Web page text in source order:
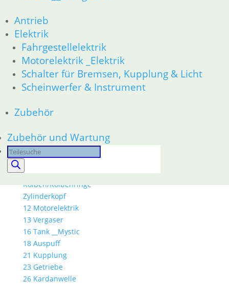
Antrieb
Elektrik
Fahrgestellelektrik
Motorelektrik _Elektrik
Schalter für Bremsen, Kupplung & Licht
Scheinwerfer & Instrument
Zubehör
Zubehör und Wartung
Products
search
31 Telegabel
32 Lenkung
33 Antrieb
34 Bremsen
36 Räder
46 Rahmen & Verkleidung
51 Spiegel & Schlösser
61 Fahrzeugelektrik
63 Scheinwerfer
R80R bis R100R und Mystic
11 Motor
Dichtungen
Kolben/Kolbenringe
Zylinderkopf
12 Motorelektrik
13 Vergaser
16 Tank __Mystic
18 Auspuff
21 Kupplung
23 Getriebe
26 Kardanwelle